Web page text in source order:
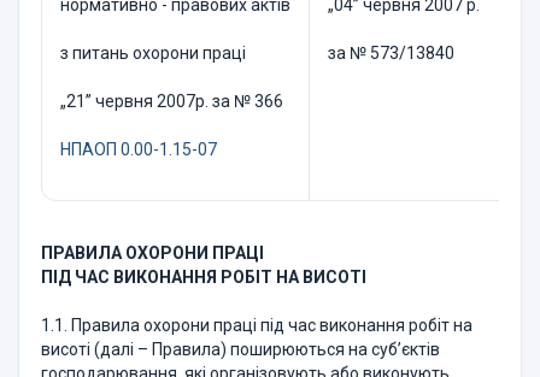
нормативно - правових актів
з питань охорони праці
„21” червня 2007р. за № 366
НПАОП 0.00-1.15-07
„04” червня 2007 р.
за № 573/13840
ПРАВИЛА ОХОРОНИ ПРАЦІ
ПІД ЧАС ВИКОНАННЯ РОБІТ НА ВИСОТІ
1.1. Правила охорони праці під час виконання робіт на
висоті (далі – Правила) поширюються на суб’єктів